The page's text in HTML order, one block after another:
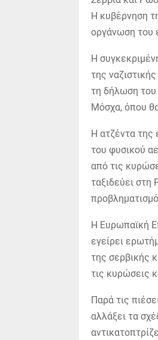
Η κυβέρνηση
οργάνωση του
Η
της
τη δήλωση του
Μόσχα, όπου
Η ατζέντα της
του φυσικού
από τις
ταξιδεύει
Η Ευρωπαϊκή
εγείρει
της σερβικής
τις κυρώσεις
Παρά τις
αλλάξει τα